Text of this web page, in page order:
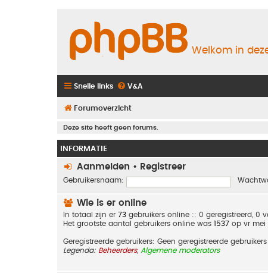
Welkom in
Snelle links V&A
Forumoverzicht
Deze site heeft geen forums.
INFORMATIE
Aanmelden • Registreer
Gebruikersnaam:
Wie is er online
In totaal zijn er 73 gebruikers online :: 0 geregistreerd, 0
Het grootste aantal gebruikers online was 1537 op vr mei
Geregistreerde gebruikers: Geen geregistreerde gebruikers
Legenda: Beheerders, Algemene moderators